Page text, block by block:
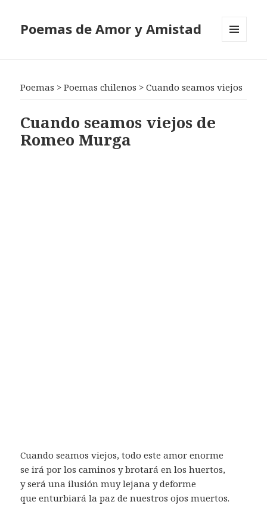
Poemas de Amor y Amistad
Poemas >Poemas chilenos >Cuando seamos viejos
Cuando seamos viejos de
Romeo Murga
Cuando seamos viejos, todo este amor enorme
se irá por los caminos y brotará en los huertos,
y será una ilusión muy lejana y deforme
que enturbiará la paz de nuestros ojos muertos.